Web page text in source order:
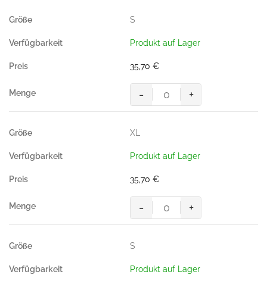
PERFORMANCE,
titan/anthrazit
Menge
S
Produkt auf Lager
35,70 €
Sweatshirt-
PERFORMANCE,
titan/anthrazit
Menge
- +
XL
Produkt auf Lager
35,70 €
Sweatshirt-
PERFORMANCE,
titan/anthrazit
- +
S
Produkt auf Lager